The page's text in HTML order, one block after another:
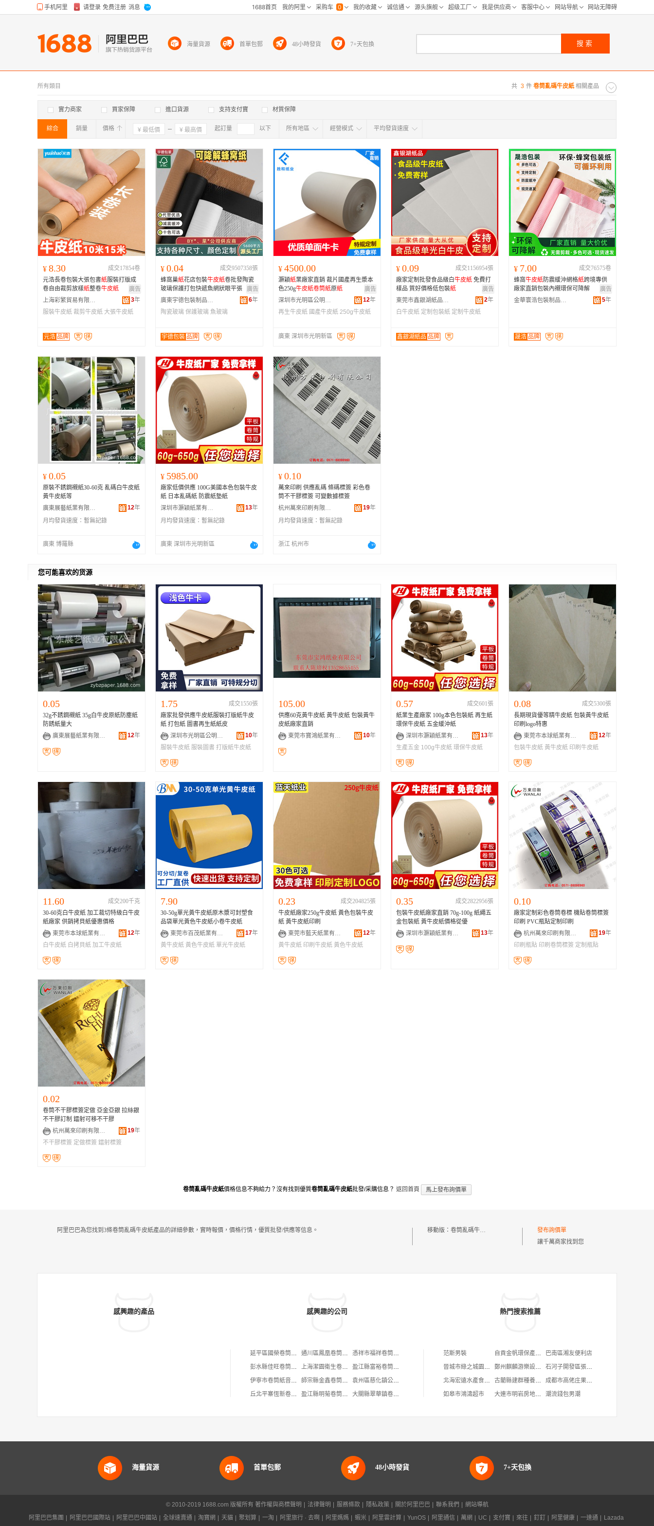
共 3 件 卷筒亂碼牛皮紙 相關產品
所有類目
實力商家 買家保障 進口貨源 支持支付寶 材質保障
綜合 銷量 價格 確定 起訂量 以下
確定 所有地區
所有地区 采购距离:
江浙沪 华东区 华南区 华中区
海外 天津
福建 安徽 广西
山西 海南 内蒙古 吉林 黑龙江
青海
贵州 西藏 澳门
經營模式 平均發貨速度
¥ 8.30
成交17854卷
元浩長卷包裝大張包書紙服裝打版成
卷自由裁剪放樣紙整卷牛皮紙
廣告
上海彩繁貿易有限公司
3年
服裝牛皮紙 裁剪牛皮紙 大張牛皮紙
元浩 品牌
¥ 0.04
成交9507358張
蜂窩巢紙花店包裝牛皮紙卷批發陶瓷
玻璃保護打包快遞魚網狀眼平張
廣告
廣東宇德包裝制品有限公司
6年
陶瓷玻璃 保護玻璃 魚玻璃
宇德包裝 品牌
¥ 4500.00
灝穎紙業廠家直銷 裁片國產再生漿本
色250g牛皮紙卷筒紙原紙
廣告
深圳市光明區公明街道勝和紙行
12年
再生牛皮紙 國產牛皮紙 250g牛皮紙
廣東 深圳市光明新區
¥ 0.09
成交1156954張
廠家定制批發食品級白牛皮紙 免費打
樣品 質好價格低包裝紙
廣告
東莞市鑫銀湖紙品有限公司
2年
白牛皮紙 定制包裝紙 定制牛皮紙
鑫銀湖紙品 品牌
¥ 7.00
成交76575卷
蜂窩牛皮紙防震緩沖網格紙跨境專供
廠家直銷包裝內襯環保可降解
廣告
金華寰浩包裝制品有限公司
5年
晟浩 品牌
¥ 0.05
原裝不銹鋼襯紙30-60克 亂碼白牛皮紙
黃牛皮紙等
廣東展藝紙業有限公司
12年
月均發貨速度： 暫無記錄
廣東 博羅縣
¥ 5985.00
廠家低價供應 100G美國本色包裝牛皮
紙 日本亂碼紙 防震紙墊紙
深圳市灝穎紙業有限公司
13年
月均發貨速度： 暫無記錄
廣東 深圳市光明新區
¥ 0.10
萬來印刷 供應亂碼 條碼標簽 彩色卷
筒不干膠標簽 可變數據標簽
杭州萬來印刷有限公司
19年
月均發貨速度： 暫無記錄
浙江 杭州市
您可能喜欢的货源
0.05
32g不銹鋼襯紙 35g白牛皮原紙防塵紙
防銹紙量大
廣東展藝紙業有限公司
12年
1.75
成交1550張
廠家批發供應牛皮紙服裝打版紙牛皮
紙 打包紙 圖書再生紙紙皮
深圳市光明區公明街道文軒紙行
10年
服裝牛皮紙 服裝圖書 打版紙牛皮紙
105.00
供應60克黃牛皮紙 黃牛皮紙 包裝黃牛
皮紙廠家直銷
東莞市寶鴻紙業有限公司
10年
0.57
成交601張
紙業生產廠家 100g本色包裝紙 再生紙
環保牛皮紙 五金緩沖紙
深圳市灝穎紙業有限公司
13年
生產五金 100g牛皮紙 環保牛皮紙
0.08
成交5300張
長期現貨優等精牛皮紙 包裝黃牛皮紙
印刷logo特惠
東莞市本球紙業有限公司
12年
包裝牛皮紙 黃牛皮紙 印刷牛皮紙
11.60
成交200千克
30-60克白牛皮紙 加工裁切特級白牛皮
紙廠家 供銷拷貝紙優惠價格
東莞市本球紙業有限公司
12年
白牛皮紙 白拷貝紙 加工牛皮紙
7.90
30-50g單光黃牛皮紙原木漿可封塑食
品袋單光黃色牛皮紙小卷牛皮紙
東莞市百茂紙業有限公司
17年
黃牛皮紙 黃色牛皮紙 單光牛皮紙
0.23
成交204825張
牛皮紙廠家250g牛皮紙 黃色包裝牛皮
紙 黃牛皮紙印刷
東莞市藍天紙業有限公司
12年
黃牛皮紙 印刷牛皮紙 黃色牛皮紙
0.35
成交2822956張
包裝牛皮紙廠家直銷 70g-100g 紙繩五
金包裝紙 黃牛皮紙價格從優
深圳市灝穎紙業有限公司
13年
0.10
廠家定制彩色卷筒卷標 機貼卷筒標簽
印刷 PVC瓶貼定制印刷
杭州萬來印刷有限公司
19年
印刷瓶貼 印刷卷筒標簽 定制瓶貼
0.02
卷筒不干膠標簽定做 亞金亞銀 拉絲銀
不干膠訂制 鐳射可移不干膠
杭州萬來印刷有限公司
19年
不干膠標簽 定做標簽 鐳射標簽
卷筒亂碼牛皮紙價格信息不夠給力？沒有找到優質卷筒亂碼牛皮紙批發/采購信息？ 返回首頁 馬上發布詢價單
阿里巴巴為您找到3條卷筒亂碼牛皮紙產品的詳細參數，實時報價，價格行情，優質批發/供應等信息。 移動版： 卷筒亂碼牛皮紙
發布詢價單
讓千萬商家找到您
感興趣的產品 感興趣的公司
延平區國榮卷筒紙廠 通川區鳳凰卷筒紙廠
憑祥市福祥卷筒紙批發部
彭水縣佳旺卷筒紙包裝廠
上海潔園衛生卷筒紙品廠
盈江縣富裕卷筒紙經營部
伊寧市卷筒紙音樂工作室
師宗縣金鑫卷筒紙批發部
袁州區慈化鎮公石卷筒廠紙制品廠
丘北平寨恆新卷筒紙加工廠
盈江縣明菊卷筒紙經營部 大關縣翠華鎮卷筒紙精品店
熱門搜索推薦
范斯男裝 自貢金帆環保產業有限公司
巴南區湘友便利店
晉城市綠之城園林綠化工程有限公司
鄭州麒麟游樂設備有限公司
石河子開發區張小展雜糧店
北海宏遠水產食品有限公司鄭州分公司
古藺縣建群種養殖專業合作社
成都市高佬庄果業有限責任公司
如皋市鴻濤超市
大連市明岩房地產經紀有限公司 潮流錢包男潮
海量貨源 首單包郵 48小時發貨 7+天包換 搜索
海量貨源 首單包郵 48小時發貨 7+天包換
© 2010-2019 1688.com 版權所有 著作權與商標聲明 法律聲明 服務條款 隱私政策 關於阿里巴巴 聯系我們
網站導航
阿里巴巴集團
阿里巴巴國際站 阿里巴巴中國站 全球速賣通 淘寶網 天貓 聚划算 一淘 阿里旅行 · 去啊 阿里媽媽 蝦米 阿里雲計算 YunOS 阿里通信 萬網 UC 支付寶 來往 釘釘 阿里健康 一達通 Lazada